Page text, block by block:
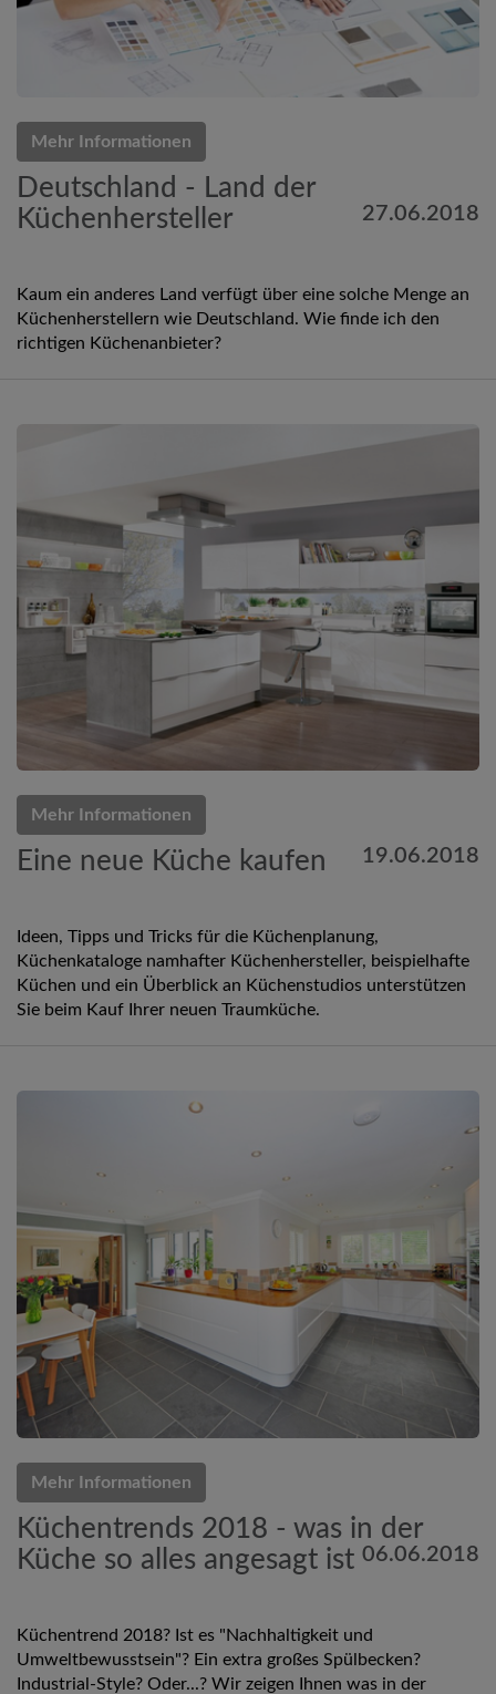
Mehr Informationen
Deutschland - Land der
Küchenhersteller
27.06.2018
Kaum ein anderes Land verfügt über eine solche Menge an
Küchenherstellern wie Deutschland. Wie finde ich den
richtigen Küchenanbieter?
Mehr Informationen
Eine neue Küche kaufen 19.06.2018
Ideen, Tipps und Tricks für die Küchenplanung,
Küchenkataloge namhafter Küchenhersteller, beispielhafte
Küchen und ein Überblick an Küchenstudios unterstützen
Sie beim Kauf Ihrer neuen Traumküche.
Mehr Informationen
Küchentrends 2018 - was in der
Küche so alles angesagt ist 06.06.2018
Küchentrend 2018? Ist es "Nachhaltigkeit und
Umweltbewusstsein"? Ein extra großes Spülbecken?
Industrial-Style? Oder...? Wir zeigen Ihnen was in der